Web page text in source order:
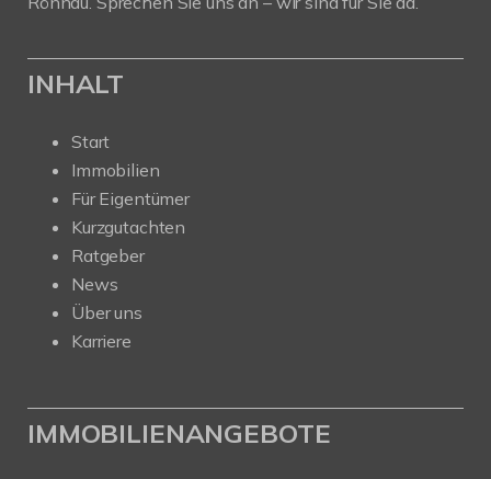
INHALT
Start
Immobilien
Für Eigentümer
Kurzgutachten
Ratgeber
News
Über uns
Karriere
IMMOBILIENANGEBOTE